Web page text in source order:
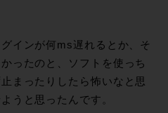
インが何ms遅れるとか、そ
ったのと、ソフトを使っち
まったりしたら怖いなと思
うと思ったんです。